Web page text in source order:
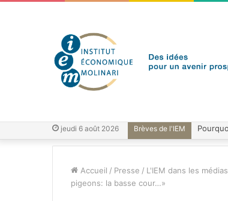
jeudi 6 août 2026 Brèves de l'IEM
Accueil / Presse / L'IEM dans les médias
pigeons: la basse cour…»